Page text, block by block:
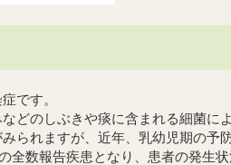
です。
どのしぶきや痰に含まれる細菌に
られますが、近年、乳幼児期の予
全数報告疾患となり、患者の発生